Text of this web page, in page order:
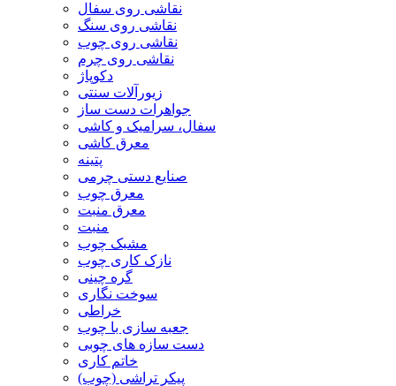
نقاشی روی سفال
نقاشی روی سنگ
نقاشی روی چوب
نقاشی روی چرم
دکوپاژ
زیورآلات سنتی
جواهرات دست ساز
سفال، سرامیک و کاشی
معرق کاشی
پتینه
صنایع دستی چرمی
معرق چوب
معرق منبت
منبت
مشبک چوب
نازک کاری چوب
گره چینی
سوخت نگاری
خراطی
جعبه سازی با چوب
دست سازه های چوبی
خاتم کاری
پیکر تراشی (چوب)